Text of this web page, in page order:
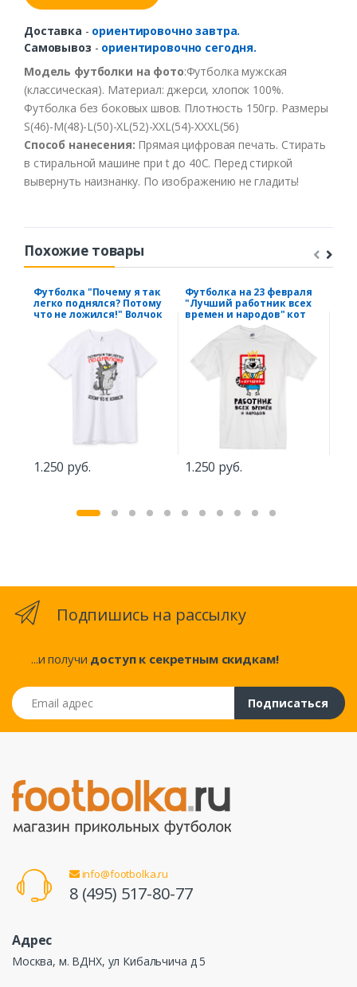
Доставка - ориентировочно завтра.
Самовывоз - ориентировочно сегодня.
Модель футболки на фото:Футболка мужская
(классическая). Материал: джерси, хлопок 100%.
Футболка без боковых швов. Плотность 150гр. Размеры
S(46)-M(48)-L(50)-XL(52)-XXL(54)-XXXL(56)
Способ нанесения: Прямая цифровая печать. Стирать
в стиральной машине при tдо 40С. Перед стиркой
вывернуть наизнанку. По изображению не гладить!
Похожие товары
Футболка "Почему я так
легко поднялся? Потому
что не ложился!" Волчок
1.250 руб.
Футболка на 23 февраля
"Лучший работник всех
времен и народов" кот
1.250 руб.
Подпишись на рассылку
...и получи доступ к секретным скидкам!
Email адрес
Подписаться
info@footbolka.ru
8 (495) 517-80-77
Адрес
Москва, м. ВДНХ, ул Кибальчича д 5